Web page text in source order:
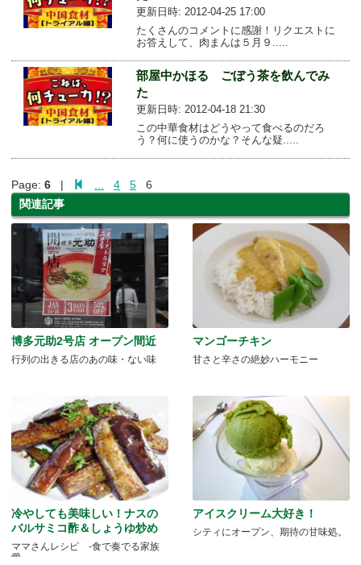
更新日時: 2012-04-25 17:00
たくさんのコメントに感謝！リクエストに
お答えして、肉まんは５月９.....
部屋中かほる ごぼう茶を飲んでみ
た
更新日時: 2012-04-18 21:30
この中華食材はどうやって食べるのだろ
う？何に使うのかな？そんな疑.....
Page: 6 | 4 5 6
関連記事
博多元助2号店 オープン間近
行列の出きる店のあの味・ない味
マンゴーチキン
甘さと辛さの絶妙ハーモニー
冷やしても美味しい！ナスの
バルサミコ酢＆しょうゆ炒め
ママさんレシピ -食で奏でる家族
愛-
アイスクリーム大好き！
シティにオープン、期待の甘味処。